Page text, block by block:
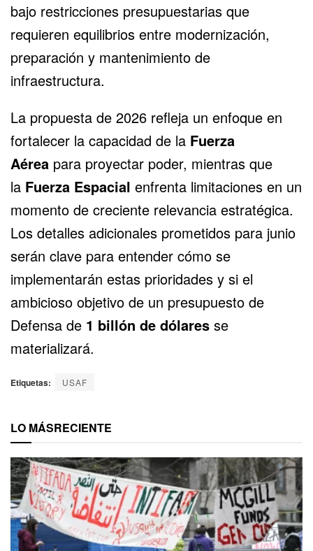
bajo restricciones presupuestarias que
requieren equilibrios entre modernización,
preparación y mantenimiento de
infraestructura.
La propuesta de 2026 refleja un enfoque en
fortalecer la capacidad de la Fuerza
Aérea para proyectar poder, mientras que
la Fuerza Espacial enfrenta limitaciones en un
momento de creciente relevancia estratégica.
Los detalles adicionales prometidos para junio
serán clave para entender cómo se
implementarán estas prioridades y si el
ambicioso objetivo de un presupuesto de
Defensa de 1 billón de dólares se
materializará.
Etiquetas: USAF
LO MÁSRECIENTE